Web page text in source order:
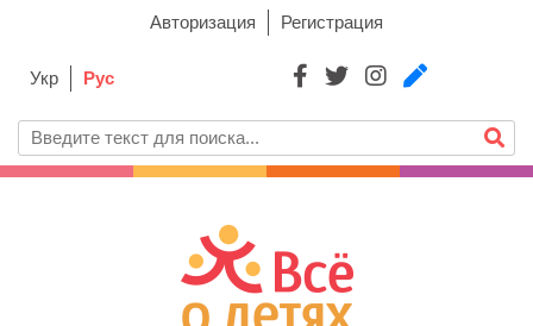
Авторизация Регистрация
Укр Рус